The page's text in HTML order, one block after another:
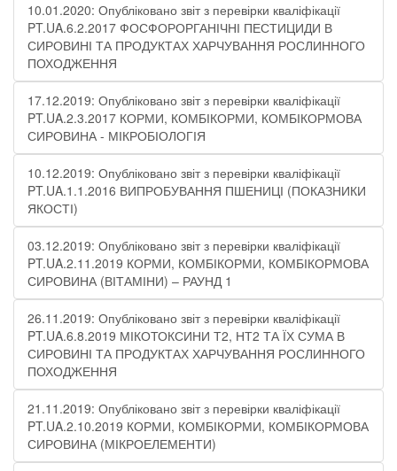
10.01.2020: Опубліковано звіт з перевірки кваліфікації
PT.UA.6.2.2017 ФОСФОРОРГАНІЧНІ ПЕСТИЦИДИ В
СИРОВИНІ ТА ПРОДУКТАХ ХАРЧУВАННЯ РОСЛИННОГО
ПОХОДЖЕННЯ
17.12.2019: Опубліковано звіт з перевірки кваліфікації
PT.UA.2.3.2017 КОРМИ, КОМБІКОРМИ, КОМБІКОРМОВА
СИРОВИНА - МІКРОБІОЛОГІЯ
10.12.2019: Опубліковано звіт з перевірки кваліфікації
PT.UA.1.1.2016 ВИПРОБУВАННЯ ПШЕНИЦІ (ПОКАЗНИКИ
ЯКОСТІ)
03.12.2019: Опубліковано звіт з перевірки кваліфікації
PT.UA.2.11.2019 КОРМИ, КОМБІКОРМИ, КОМБІКОРМОВА
СИРОВИНА (ВІТАМІНИ) – РАУНД 1
26.11.2019: Опубліковано звіт з перевірки кваліфікації
PT.UA.6.8.2019 МІКОТОКСИНИ Т2, НТ2 ТА ЇХ СУМА В
СИРОВИНІ ТА ПРОДУКТАХ ХАРЧУВАННЯ РОСЛИННОГО
ПОХОДЖЕННЯ
21.11.2019: Опубліковано звіт з перевірки кваліфікації
PT.UA.2.10.2019 КОРМИ, КОМБІКОРМИ, КОМБІКОРМОВА
СИРОВИНА (МІКРОЕЛЕМЕНТИ)